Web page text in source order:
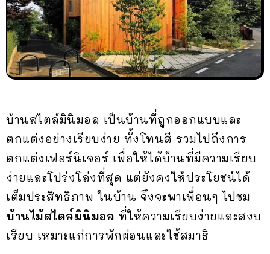
บ้านสไตล์มินิมอล เป็นบ้านที่ถูกออกแบบและ
ตกแต่งอย่างเรียบง่าย ทั้งโทนสี รวมไปถึงการ
ตกแต่งเฟอร์นิเจอร์ เพื่อให้ได้บ้านที่มีความเรียบ
ง่ายและโปร่งโล่งที่สุด แต่ยังคงให้ประโยชน์ได้
เต็มประสิทธิภาพ ในบ้าน จึงจะพาเพื่อนๆ ไปชม
บ้านไม้สไตล์มินิมอล ที่ให้ความเรียบง่ายและสงบ
เรียบ เหมาะแก่การพักผ่อนและใช้สมาธิ